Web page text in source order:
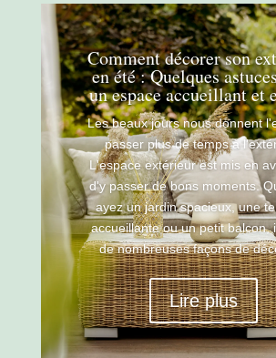
Comment décorer son
en été : Quelques
un espace accueillant et
Les beaux jours nous donnent
passer plus de temps à
L'espace extérieur est mis en
d'y passer de bons moments.
ayez un jardin spacieux, une
accueillante ou un petit balcon,
de nombreuses façons de
Lire plus